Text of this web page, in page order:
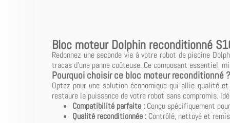
Bloc moteur Dolphin reconditionné
Redonnez une seconde vie à votre robot de piscine
tracas d'une panne coûteuse. Ce composant essentiel,
Pourquoi choisir ce bloc moteur reconditionné ?
Optez pour une solution économique qui allie qualité
restaure la puissance de votre robot sans compromis.
Compatibilité parfaite : Conçu spécifiquement
Qualité reconditionnée : Contrôlé, nettoyé et